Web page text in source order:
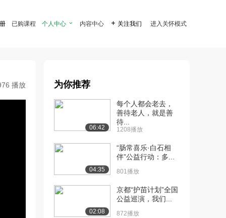
已购课程 个人中心  内容中心  关注我们 进入关怀模式
播放 为你推荐
06:42
每个人都会老去，
善待老人，就是善
待...
1208播放
04:35
“肠常喜乐·白石相
伴”公益行动：多...
801播放
02:08
京都“护苗计划”全国
公益巡演，我们...
872播放